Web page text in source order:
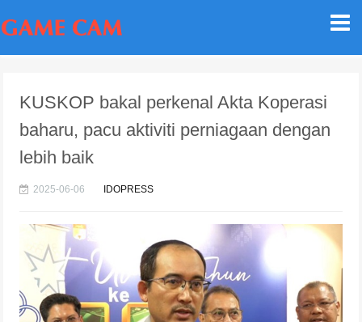
KUSKOP bakal perkenal Akta Koperasi
baharu, pacu aktiviti perniagaan dengan
lebih baik
2025-06-06 IDOPRESS